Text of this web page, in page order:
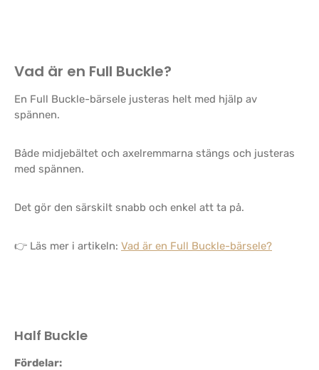
Vad är en Full Buckle?
En Full Buckle-bärsele justeras helt med hjälp av
spännen.
Både midjebältet och axelremmarna stängs och justeras
med spännen.
Det gör den särskilt snabb och enkel att ta på.
👉 Läs mer i artikeln: Vad är en Full Buckle-bärsele?
Half Buckle
Fördelar: